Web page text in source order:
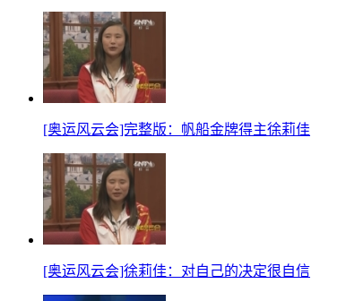
07-31 19:00 12:00
08-01 19:00
08-01 19:00
08-01 19:00 12:00
08-01 19:00 12:00
08-01 19:00 12:00 韦茅斯湾-波特兰
08-01 19:00
08-01 19:00
08-01 19:00 12:00
08-01 19:00 12:00 韦茅斯湾-波特兰
08-01 19:00 12:00
[奥运风云会]完整版：帆船金牌得主徐莉佳
[奥运风云会]徐莉佳：对自己的决定很自信